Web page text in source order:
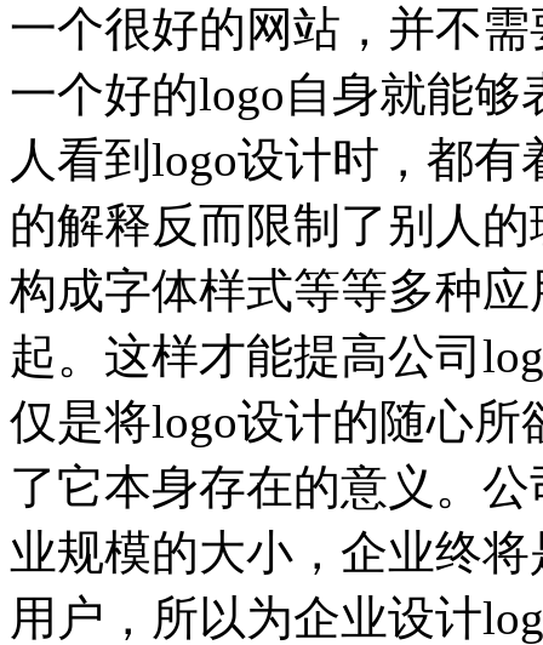
一个很好的网站，并不
一个好的logo自身就能
人看到logo设计时，都
的解释反而限制了别人
构成字体样式等等多种
起。这样才能提高公司
仅是将logo设计的随心
了它本身存在的意义。
业规模的大小，企业终
用户，所以为企业设计